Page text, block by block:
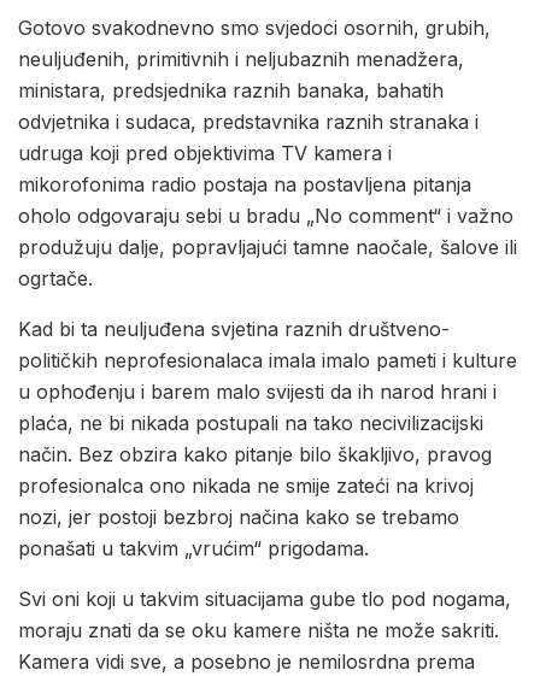
Gotovo svakodnevno smo svjedoci osornih, grubih,
neuljuđenih, primitivnih i neljubaznih menadžera,
ministara, predsjednika raznih banaka, bahatih
odvjetnika i sudaca, predstavnika raznih stranaka i
udruga koji pred objektivima TV kamera i
mikorofonima radio postaja na postavljena pitanja
oholo odgovaraju sebi u bradu „No comment“ i važno
produžuju dalje, popravljajući tamne naočale, šalove ili
ogrtače.
Kad bi ta neuljuđena svjetina raznih društveno-
političkih neprofesionalaca imala imalo pameti i kulture
u ophođenju i barem malo svijesti da ih narod hrani i
plaća, ne bi nikada postupali na tako necivilizacijski
način. Bez obzira kako pitanje bilo škakljivo, pravog
profesionalca ono nikada ne smije zateći na krivoj
nozi, jer postoji bezbroj načina kako se trebamo
ponašati u takvim „vrućim“ prigodama.
Svi oni koji u takvim situacijama gube tlo pod nogama,
moraju znati da se oku kamere ništa ne može sakriti.
Kamera vidi sve, a posebno je nemilosrdna prema